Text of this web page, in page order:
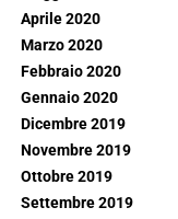
Aprile 2020
Marzo 2020
Febbraio 2020
Gennaio 2020
Dicembre 2019
Novembre 2019
Ottobre 2019
Settembre 2019